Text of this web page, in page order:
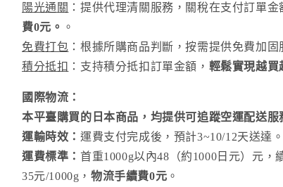
陽光通關 ：提供代理清關服務，關稅在支付訂單
費0元。 。
免費打包 ：根據所購商品判斷，按需提供免費加固
積分抵扣 ：支持積分抵扣訂單金額， 輕鬆實現越買
國際物流：
本平臺購買的日本商品，均提供可追蹤空運配送服
運輸時效： 運費支付完成後，預計3~10/12天送達。
運費標準： 首重1000g以內48（約1000日元）元，
35元/1000g， 物流手續費0元 。